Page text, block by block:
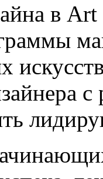
в Art